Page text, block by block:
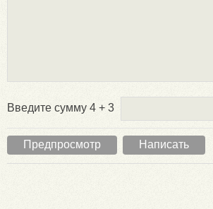
Введите сумму 4 + 3